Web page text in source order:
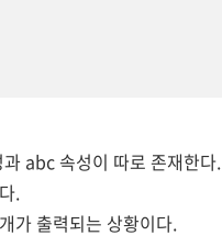
abc 속성이 따로 존재한다.
.
가 출력되는 상황이다.